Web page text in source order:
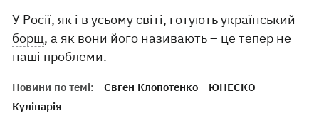
У Росії, як і в усьому світі, готуютьукраїнський
борщ, а як вони його називають – це тепер не
наші проблеми.
Новини по темі: Євген Клопотенко
ЮНЕСКО
Кулінарія